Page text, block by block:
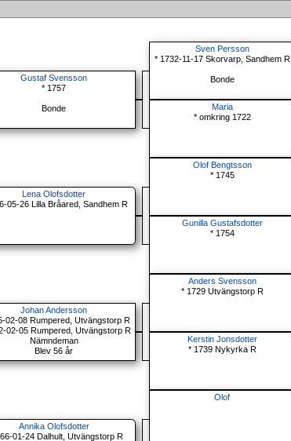
Gustaf Svensson
* 1757
Bonde
Sven Persson
* 1732-11-17 Skorvarp, Sandhem R
Bonde
Maria
* omkring 1722
Lena Olofsdotter
05-26 Lilla Bråared, Sandhem R
Olof Bengtsson
* 1745
Gunilla Gustafsdotter
* 1754
Johan Andersson
02-08 Rumpered, Utvängstorp R
02-05 Rumpered, Utvängstorp R
Nämndeman
Blev 56 år
Anders Svensson
* 1729 Utvängstorp R
Kerstin Jonsdotter
* 1739 Nykyrka R
Annika Olofsdotter
01-24 Dalhult, Utvängstorp R
Olof